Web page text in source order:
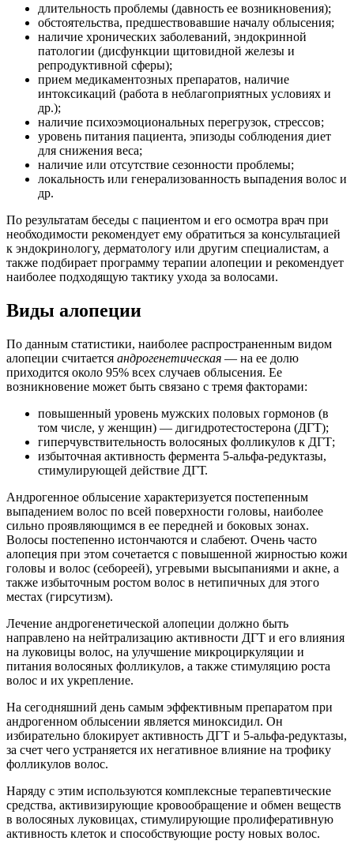
длительность проблемы (давность ее возникновения);
обстоятельства, предшествовавшие началу облысения;
наличие хронических заболеваний, эндокринной
патологии (дисфункции щитовидной железы и
репродуктивной сферы);
прием медикаментозных препаратов, наличие
интоксикаций (работа в неблагоприятных условиях и
др.);
наличие психоэмоциональных перегрузок, стрессов;
уровень питания пациента, эпизоды соблюдения диет
для снижения веса;
наличие или отсутствие сезонности проблемы;
локальность или генерализованность выпадения волос и
др.
По результатам беседы с пациентом и его осмотра врач при
необходимости рекомендует ему обратиться за консультацией
к эндокринологу, дерматологу или другим специалистам, а
также подбирает программу терапии алопеции и рекомендует
наиболее подходящую тактику ухода за волосами.
Виды алопеции
По данным статистики, наиболее распространенным видом
алопеции считается андрогенетическая — на ее долю
приходится около 95% всех случаев облысения. Ее
возникновение может быть связано с тремя факторами:
повышенный уровень мужских половых гормонов (в
том числе, у женщин) — дигидротестостерона (ДГТ);
гиперчувствительность волосяных фолликулов к ДГТ;
избыточная активность фермента 5-альфа-редуктазы,
стимулирующей действие ДГТ.
Андрогенное облысение характеризуется постепенным
выпадением волос по всей поверхности головы, наиболее
сильно проявляющимся в ее передней и боковых зонах.
Волосы постепенно истончаются и слабеют. Очень часто
алопеция при этом сочетается с повышенной жирностью кожи
головы и волос (себореей), угревыми высыпаниями и акне, а
также избыточным ростом волос в нетипичных для этого
местах (гирсутизм).
Лечение андрогенетической алопеции должно быть
направлено на нейтрализацию активности ДГТ и его влияния
на луковицы волос, на улучшение микроциркуляции и
питания волосяных фолликулов, а также стимуляцию роста
волос и их укрепление.
На сегодняшний день самым эффективным препаратом при
андрогенном облысении является миноксидил. Он
избирательно блокирует активность ДГТ и 5-альфа-редуктазы,
за счет чего устраняется их негативное влияние на трофику
фолликулов волос.
Наряду с этим используются комплексные терапевтические
средства, активизирующие кровообращение и обмен веществ
в волосяных луковицах, стимулирующие пролиферативную
активность клеток и способствующие росту новых волос.